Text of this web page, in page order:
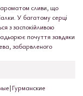
сливи, що
У багатому серці
з заспокійливою
почуття завдяки
забарвленого